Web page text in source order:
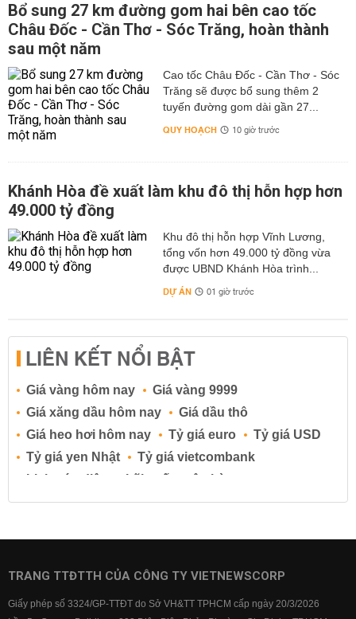
Bổ sung 27 km đường gom hai bên cao tốc
Châu Đốc - Cần Thơ - Sóc Trăng, hoàn thành
sau một năm
Cao tốc Châu Đốc - Cần Thơ - Sóc
Trăng sẽ được bổ sung thêm 2
tuyến đường gom dài gần 27...
QUY HOẠCH 10 giờ trước
Khánh Hòa đề xuất làm khu đô thị hỗn hợp hơn
49.000 tỷ đồng
Khu đô thị hỗn hợp Vĩnh Lương,
tổng vốn hơn 49.000 tỷ đồng vừa
được UBND Khánh Hòa trình...
DỰ ÁN 01 giờ trước
LIÊN KẾT NỔI BẬT
Giá vàng hôm nay
Giá vàng 9999
Giá xăng dầu hôm nay
Giá dầu thô
Giá heo hơi hôm nay
Tỷ giá euro
Tỷ giá USD
Tỷ giá yen Nhật
Tỷ giá vietcombank
Lịch cúp điện
Lãi suất ngân hàng
Lãi suất tiết kiệm
Lãi suất tiền gửi
Lãi suất ngân hàng BIDV
Lãi suất ngân hàng Vietcombank
TRANG TTĐTTH CỦA CÔNG TY VIETNEWSCORP
Giấy phép số 3324/GP-TTĐT do Sở VH&TT TPHCM cấp ngày 20/3/2026